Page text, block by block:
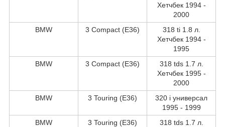
Хетчбек 1994 -
2000
BMW
3 Compact (E36)
318 ti 1.8 л.
Хетчбек 1994 -
1995
BMW
3 Compact (E36)
318 tds 1.7 л.
Хетчбек 1995 -
2000
BMW
3 Touring (E36)
320 i универсал
1995 - 1999
BMW
3 Touring (E36)
318 tds 1.7 л.